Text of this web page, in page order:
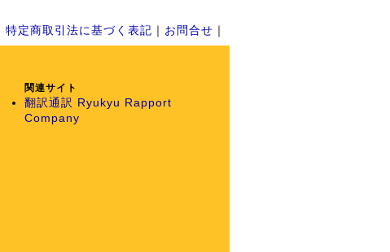
特定商取引法に基づく表記 ｜ お問合せ ｜
関連サイト
翻訳通訳 Ryukyu Rapport
Company